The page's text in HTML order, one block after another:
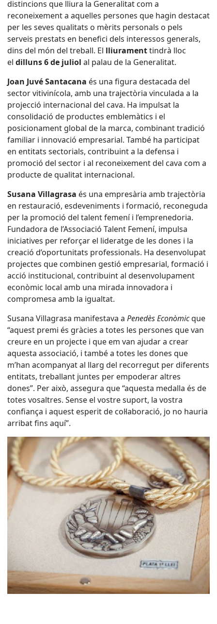
distincions que lliura la Generalitat com a
reconeixement a aquelles persones que hagin destacat
per les seves qualitats o mèrits personals o pels
serveis prestats en benefici dels interessos generals,
dins del món del treball. El lliuramenttindrà lloc
el dilluns 6 de juliol al palau de la Generalitat.
Joan Juvé Santacana és una figura destacada del
sector vitivinícola, amb una trajectòria vinculada a la
projecció internacional del cava. Ha impulsat la
consolidació de productes emblemàtics i el
posicionament global de la marca, combinant tradició
familiar i innovació empresarial. També ha participat
en entitats sectorials, contribuint a la defensa i
promoció del sector i al reconeixement del cava com a
producte de qualitat internacional.
Susana Villagrasa és una empresària amb trajectòria
en restauració, esdeveniments i formació, reconeguda
per la promoció del talent femení i l’emprenedoria.
Fundadora de l’Associació Talent Femení, impulsa
iniciatives per reforçar el lideratge de les dones i la
creació d’oportunitats professionals. Ha desenvolupat
projectes que combinen gestió empresarial, formació i
acció institucional, contribuint al desenvolupament
econòmic local amb una mirada innovadora i
compromesa amb la igualtat.
Susana Villagrasa manifestava a Penedès Econòmicque
“aquest premi és gràcies a totes les persones que van
creure en un projecte i que em van ajudar a crear
aquesta associació, i també a totes les dones que
m’han acompanyat al llarg del recorregut per diferents
entitats, treballant juntes per empoderar altres
dones”. Per això, assegura que “aquesta medalla és de
totes vosaltres. Sense el vostre suport, la vostra
confiança i aquest esperit de col·laboració, jo no hauria
arribat fins aquí”.